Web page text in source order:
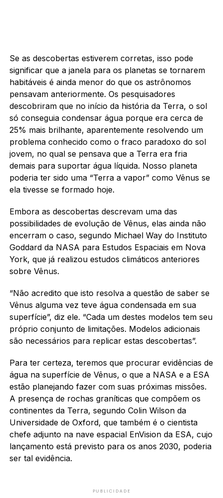
Se as descobertas estiverem corretas, isso pode
significar que a janela para os planetas se tornarem
habitáveis é ainda menor do que os astrônomos
pensavam anteriormente. Os pesquisadores
descobriram que no início da história da Terra, o sol
só conseguia condensar água porque era cerca de
25% mais brilhante, aparentemente resolvendo um
problema conhecido como o fraco paradoxo do sol
jovem, no qual se pensava que a Terra era fria
demais para suportar água líquida. Nosso planeta
poderia ter sido uma “Terra a vapor” como Vênus se
ela tivesse se formado hoje.
Embora as descobertas descrevam uma das
possibilidades de evolução de Vênus, elas ainda não
encerram o caso, segundo Michael Way do Instituto
Goddard da NASA para Estudos Espaciais em Nova
York, que já realizou estudos climáticos anteriores
sobre Vênus.
“Não acredito que isto resolva a questão de saber se
Vênus alguma vez teve água condensada em sua
superfície”, diz ele. “Cada um destes modelos tem seu
próprio conjunto de limitações. Modelos adicionais
são necessários para replicar estas descobertas”.
Para ter certeza, teremos que procurar evidências de
água na superfície de Vênus, o que a NASA e a ESA
estão planejando fazer com suas próximas missões.
A presença de rochas graníticas que compõem os
continentes da Terra, segundo Colin Wilson da
Universidade de Oxford, que também é o cientista
chefe adjunto na nave espacial EnVision da ESA, cujo
lançamento está previsto para os anos 2030, poderia
ser tal evidência.
PUBLICIDADE